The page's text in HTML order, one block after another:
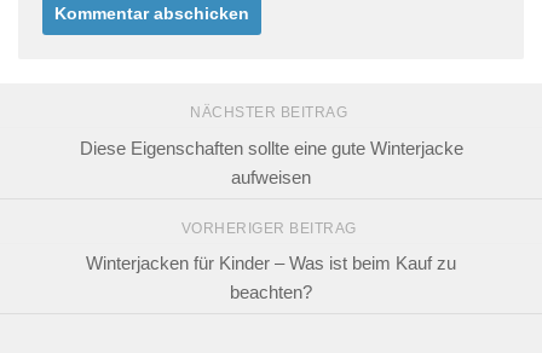
NÄCHSTER BEITRAG
Diese Eigenschaften sollte eine gute Winterjacke
aufweisen
VORHERIGER BEITRAG
Winterjacken für Kinder – Was ist beim Kauf zu
beachten?